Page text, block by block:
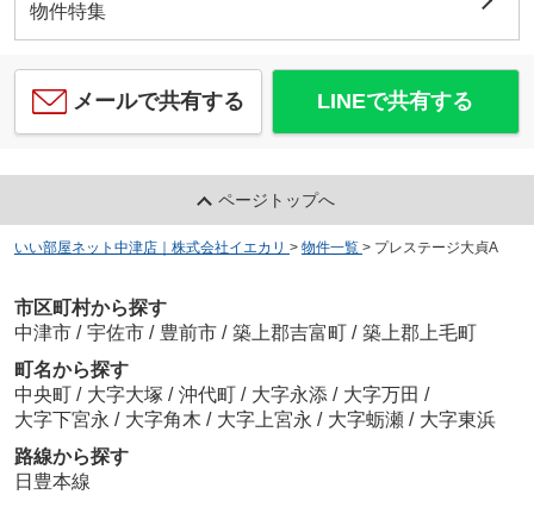
物件特集
メールで共有する LINEで共有する
ページトップへ
いい部屋ネット中津店｜株式会社イエカリ > 物件一覧 > プレステージ大貞A
市区町村から探す
中津市 / 宇佐市 / 豊前市 / 築上郡吉富町 / 築上郡上毛町
町名から探す
中央町 / 大字大塚 / 沖代町 / 大字永添 / 大字万田 /
大字下宮永 / 大字角木 / 大字上宮永 / 大字蛎瀬 / 大字東浜
路線から探す
日豊本線